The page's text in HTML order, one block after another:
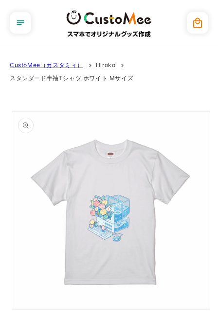
進む
ー
CustoMee（カスタミィ）
Hiroko
スタンダード半袖Tシャツ ホワイト Mサイズ
報にス
キップ